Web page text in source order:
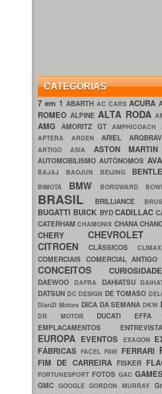
CATEGORIAS
7 em 1ABARTH AC CARS ACURA
ROMEOALPINEALTA RODA
AMG AMORITZ GT AMPHICOACH
APTERA ARDEN ARIEL
ARTIGO ASIA ASTON
AUTOMOBILISMOAUTÔNOMOS
BAJAJ BAOJUN BEIJING
BIMOTA BMW BORGWARD
BRASIL BRILLIANCE
BUGATTI BUICK BYDCADILLAC
CATERHAMCHAMONIX CHANA
CHERY CHEVROLET
CITROEN CLÁSSICOS
COMERCIAIS COMERCIAL
CONCEITOS
DAEWOO DAFRA DAHIATSU
DATSUN DC DESIGN DE TOMASO
DianZi Motors DICA DA SEMANA DKW
DR MOTOR DUCATI EFFA
EMPLACAMENTOS
EUROPA EVENTOS EXAGON
FÁBRICASFACELFAW FERRARI
FIM DE CARREIRA FISKER
FORTUNESPORT FOTOS GAC
GMC GOOGLEGORDON MURRAY